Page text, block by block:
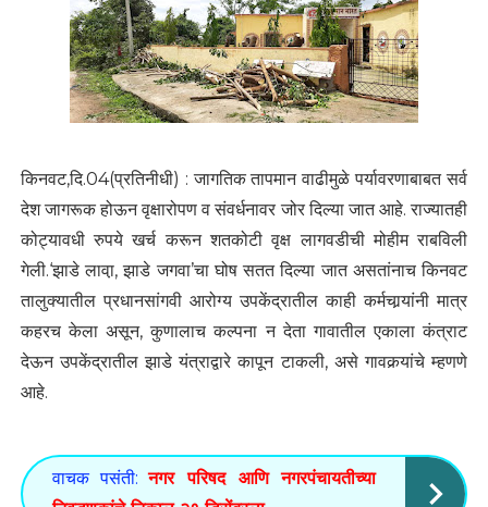
किनवट,दि.04(प्रतिनीधी) : जागतिक तापमान वाढीमुळे पर्यावरणाबाबत सर्व
देश जागरूक होऊन वृक्षारोपण व संवर्धनावर जोर दिल्या जात आहे. राज्यातही
कोट्यावधी रुपये खर्च करून शतकोटी वृक्ष लागवडीची मोहीम राबविली
गेली.‘झाडे लावा़, झाडे जगवा’चा घोष सतत दिल्या जात असतांनाच किनवट
तालुक्यातील प्रधानसांगवी आरोग्य उपकेंद्रातील काही कर्मचार्‍यांनी मात्र
कहरच केला असून, कुणालाच कल्पना न देता गावातील एकाला कंत्राट
देऊन उपकेंद्रातील झाडे यंत्राद्वारे कापून टाकली, असे गावकर्‍यांचे म्हणणे
आहे.
वाचक पसंती: नगर परिषद आणि नगरपंचायतीच्या